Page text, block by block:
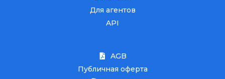
Для агентов
API
AGB
Публичная оферта